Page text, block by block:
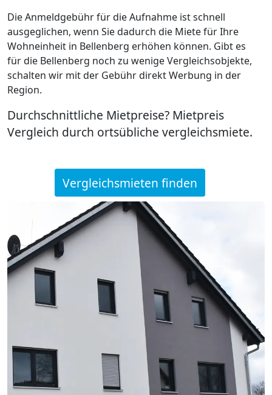
Die Anmeldgebühr für die Aufnahme ist schnell
ausgeglichen, wenn Sie dadurch die Miete für Ihre
Wohneinheit in Bellenberg erhöhen können. Gibt es
für die Bellenberg noch zu wenige Vergleichsobjekte,
schalten wir mit der Gebühr direkt Werbung in der
Region.
Durchschnittliche Mietpreise? Mietpreis
Vergleich durch ortsübliche vergleichsmiete.
Vergleichsmieten finden